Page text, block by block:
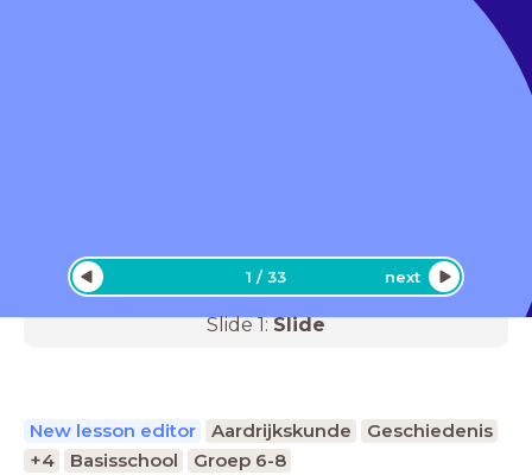
1 /33 next
Slide1:Slide
New lesson editor Aardrijkskunde
Geschiedenis
+4
Basisschool Groep 6-8